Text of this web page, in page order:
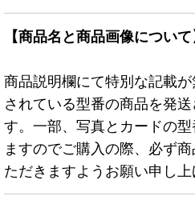
【商品名と商品画像について
商品説明欄にて特別な記載
されている型番の商品を発
す。一部、写真とカードの
ますのでご購入の際、必ず
ただきますようお願い申し上